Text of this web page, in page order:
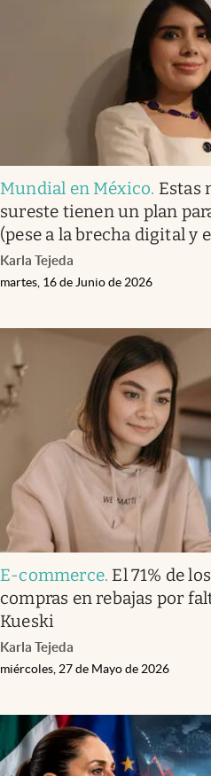
abre en nueva pestaña
México
Mundial en México. Estas
sureste tienen un plan
(pese a la brecha digital y
Karla Tejeda
martes, 16 de Junio de 2026
E-commerce. El 71% de
compras en rebajas por
Kueski
Karla Tejeda
miércoles, 27 de Mayo de 2026